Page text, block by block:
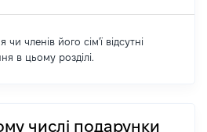
членів його сім'ї відсутні
в цьому розділі.
числі подарунки